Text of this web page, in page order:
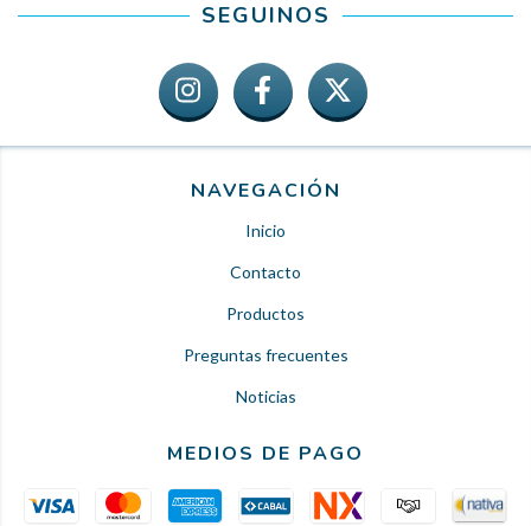
SEGUINOS
NAVEGACIÓN
Inicio
Contacto
Productos
Preguntas frecuentes
Noticias
MEDIOS DE PAGO